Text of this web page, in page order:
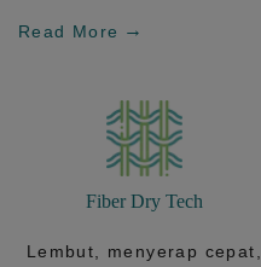
Read More
Fiber Dry Tech
Lembut, menyerap cepat,